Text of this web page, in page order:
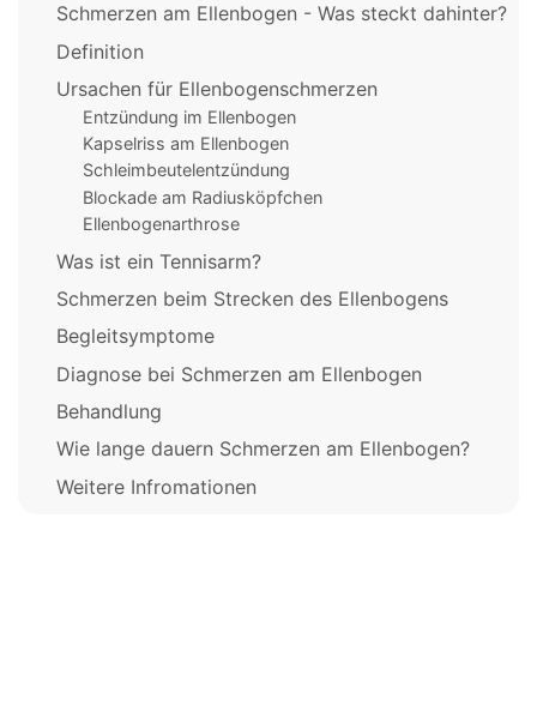
Schmerzen am Ellenbogen - Was steckt dahinter?
Definition
Ursachen für Ellenbogenschmerzen
Entzündung im Ellenbogen
Kapselriss am Ellenbogen
Schleimbeutelentzündung
Blockade am Radiusköpfchen
Ellenbogenarthrose
Was ist ein Tennisarm?
Schmerzen beim Strecken des Ellenbogens
Begleitsymptome
Diagnose bei Schmerzen am Ellenbogen
Behandlung
Wie lange dauern Schmerzen am Ellenbogen?
Weitere Infromationen